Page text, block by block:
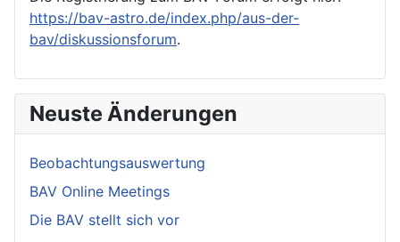
https://bav-astro.de/index.php/aus-der-
bav/diskussionsforum.
Neuste Änderungen
Beobachtungsauswertung
BAV Online Meetings
Die BAV stellt sich vor